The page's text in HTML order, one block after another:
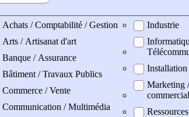
Achats / Comptabilité / Gestion
Arts / Artisanat d'art
Banque / Assurance
Bâtiment / Travaux Publics
Commerce / Vente
Communication / Multimédia
Industrie
Marketing